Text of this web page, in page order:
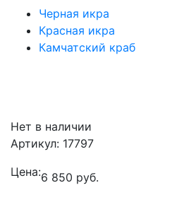
Черная икра
Красная икра
Камчатский краб
Нет в наличии
Артикул: 17797
Цена:6 850 руб.